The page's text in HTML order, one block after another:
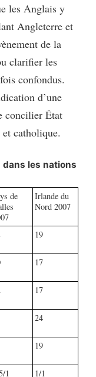
les Anglais y
Angleterre et
de la
clarifier les
confondus.
d’une
concilier État
catholique.
dans les nations
de
Irlande du
Nord 2007
19
17
17
24
19
1 1/1